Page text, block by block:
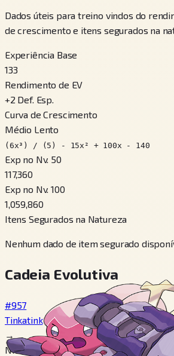
Dados úteis para treino vindos do
de crescimento e itens segurados na
Experiência Base
133
Rendimento de EV
+2 Def. Esp.
Curva de Crescimento
Médio Lento
(6x³) / (5) - 15x² + 100x - 140
Exp no Nv. 50
117,360
Exp no Nv. 100
1,059,860
Itens Segurados na Natureza
Nenhum dado de item segurado
Cadeia Evolutiva
#957
Tinkatink
→
Nível 24